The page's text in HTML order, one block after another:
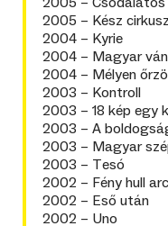
2005 – Kész cirkusz
2004 – Kyrie
2004 – Magyar
2004 – Mélyen
2003 – Kontroll
2003 – 18 kép egy
2003 – A
2003 – Magyar
2003 – Tesó
2002 – Fény hull
2002 – Eső után
2002 – Uno